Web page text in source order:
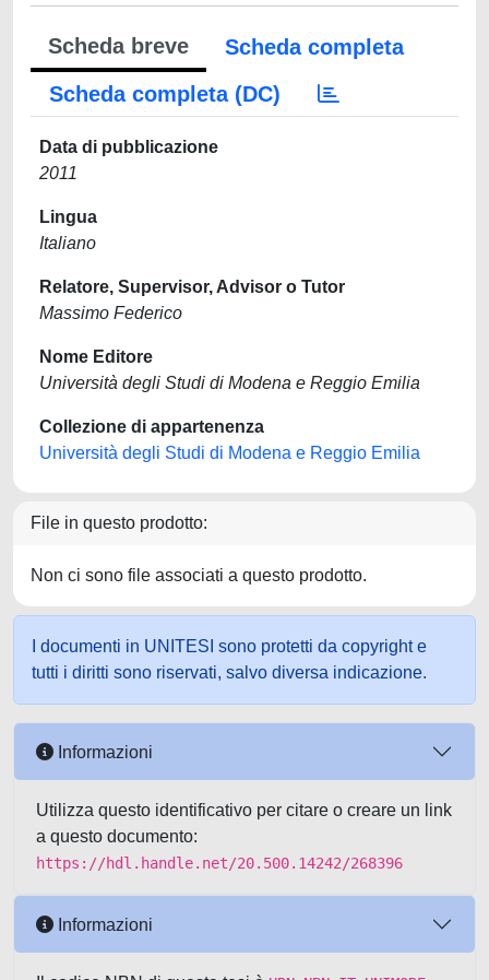
Scheda breve
Scheda completa
Scheda completa (DC)
Data di pubblicazione
2011
Lingua
Italiano
Relatore, Supervisor, Advisor o Tutor
Massimo Federico
Nome Editore
Università degli Studi di Modena e Reggio Emilia
Collezione di appartenenza
Università degli Studi di Modena e Reggio Emilia
File in questo prodotto:
Non ci sono file associati a questo prodotto.
I documenti in UNITESI sono protetti da copyright e
tutti i diritti sono riservati, salvo diversa indicazione.
Informazioni
Utilizza questo identificativo per citare o creare un link
a questo documento:
https://hdl.handle.net/20.500.14242/268396
Informazioni